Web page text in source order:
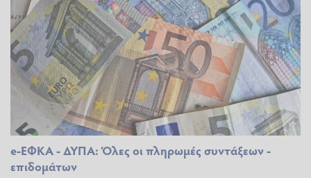
e-ΕΦΚΑ - ΔΥΠΑ: Όλες οι πληρωμές συντάξεων -
επιδομάτων